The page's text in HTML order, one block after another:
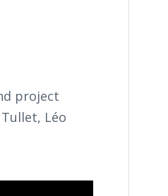
project
Léo